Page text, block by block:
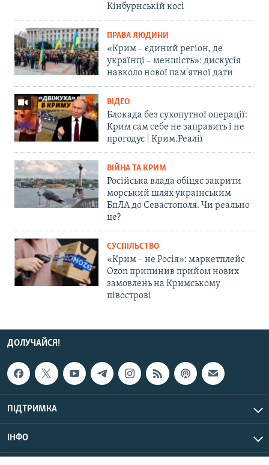
Кінбурнській косі
ПРАВА ЛЮДИНИ
«Крим – єдиний регіон, де
українці – меншість»: дискусія
навколо нової пам'ятної дати
ВІДЕО
Блокада без сухопутної операції:
Крим сам себе не заправить і не
прогодує | Крим.Реалії
ВІЙНА ТА КРИМ
Російська влада обіцяє закрити
морський шлях українським
БпЛА до Севастополя. Чи реально
це?
СУСПІЛЬСТВО
«Крим – не Росія»: маркетплейс
Ozon припинив прийом нових
замовлень на Кримському
півострові
ДОЛУЧАЙСЯ!
ПІДТРИМКА
ІНФО